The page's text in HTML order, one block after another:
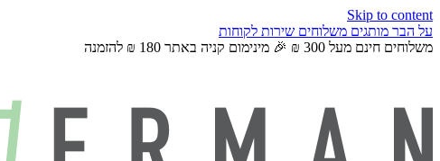
Skip to content
על הבר מותגים משלוחים שירות לקוחות
משלוחים חינם מעל 300 ₪ 🎉 מינימום קניה באתר 180 ₪ להזמנה